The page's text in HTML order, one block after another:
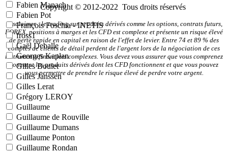
Fabien Manach
Fabien Pot
François Foschia - INETIS
fross1
Gaël Deballe
Georges Kaplan
Gilles Boulet
Gilles Janssen
Gilles Lerat
Grégory LEROY
Guillaume
Guillaume de Rouville
Guillaume Dumans
Guillaume Ponton
Guillaume Rondan
Copyright © 2012-2022 Tous droits réservés
Disclaimer : le trading sur produits dérivés comme les options, contrats futurs,
FOREX, positions à marges et les CFD est complexe et présente un risque élevé
de perte rapide en capital en raison de l'effet de levier. Entre 74 et 89 % des
comptes de clients de détail perdent de l'argent lors de la négociation de ces
instruments financiers complexes. Vous devez vous assurer que vous comprenez
comment les produits dérivés dont les CFD fonctionnent et que vous pouvez
vous permettre de prendre le risque élevé de perdre votre argent.